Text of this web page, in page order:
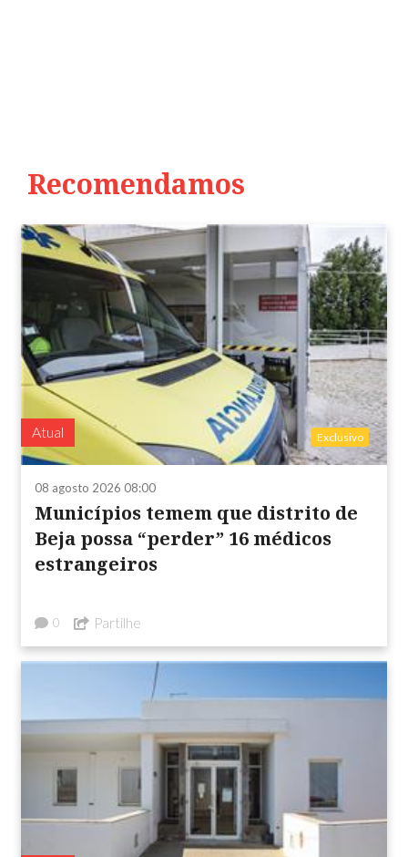
Recomendamos
Atual Exclusivo
08 agosto 2026 08:00
Municípios temem que distrito de
Beja possa “perder” 16 médicos
estrangeiros
0 Partilhe